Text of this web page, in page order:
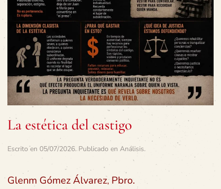
La estética del castigo
Escrito en 05/07/2026. Publicado en Análisis.
Glenm Gómez Álvarez, Pbro.